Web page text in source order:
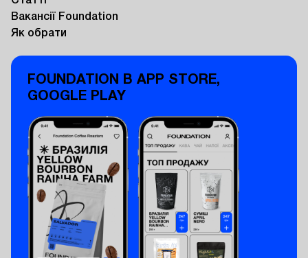
Вакансії Foundation
Як обрати
FOUNDATION В APP STORE,
GOOGLE PLAY